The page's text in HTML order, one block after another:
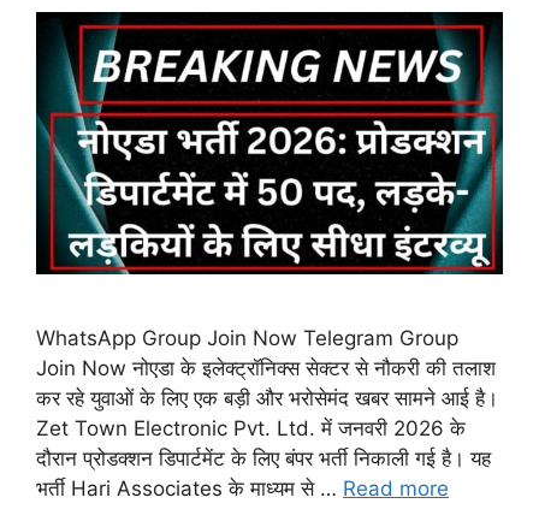
WhatsApp Group Join Now Telegram Group
Join Now नोएडा के इलेक्ट्रॉनिक्स सेक्टर से नौकरी की तलाश
कर रहे युवाओं के लिए एक बड़ी और भरोसेमंद खबर सामने आई है।
Zet Town Electronic Pvt. Ltd. में जनवरी 2026 के
दौरान प्रोडक्शन डिपार्टमेंट के लिए बंपर भर्ती निकाली गई है। यह
भर्ती Hari Associates के माध्यम से … Read more